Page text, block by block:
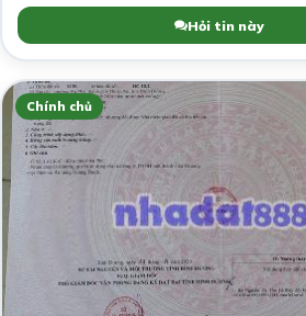
Hỏi tin này
Chính chủ